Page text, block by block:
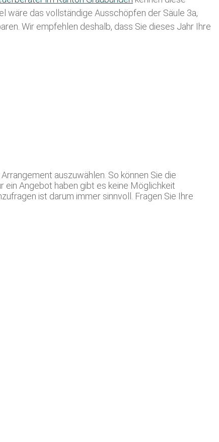
wäre das vollständige Ausschöpfen der Säule 3a,
Wir empfehlen deshalb, dass Sie dieses Jahr Ihre
auszuwählen. So können Sie die
ein Angebot haben gibt es keine Möglichkeit
ist darum immer sinnvoll. Fragen Sie Ihre